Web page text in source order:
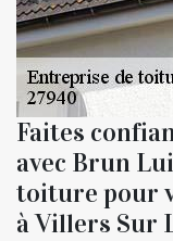
Faites
avec Brun
toiture pour
à Villers Sur